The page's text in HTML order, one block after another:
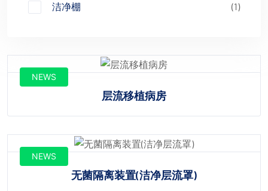
洁净棚 (1)
NEWS
层流移植病房
NEWS
无菌隔离装置(洁净层流罩)